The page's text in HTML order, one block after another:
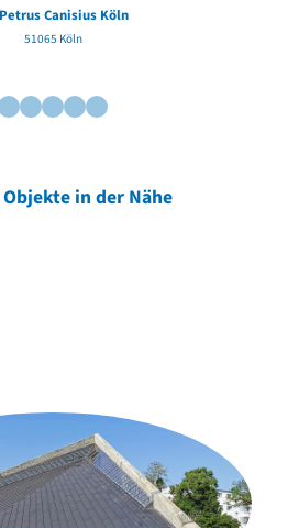
Canisius Köln
51065 Köln
in der Nähe